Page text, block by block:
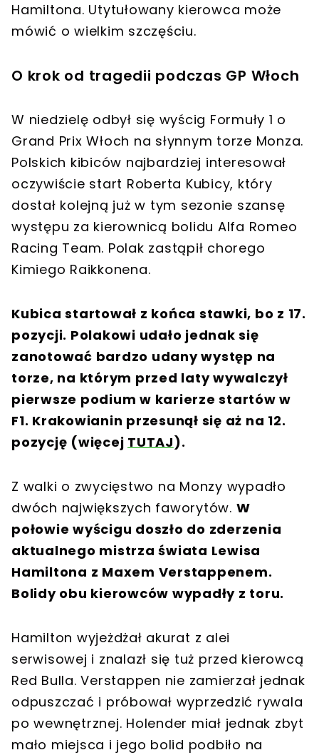
Hamiltona. Utytułowany kierowca może
mówić o wielkim szczęściu.
O krok od tragedii podczas GP Włoch
W niedzielę odbył się wyścig Formuły 1 o
Grand Prix Włoch na słynnym torze Monza.
Polskich kibiców najbardziej interesował
oczywiście start Roberta Kubicy, który
dostał kolejną już w tym sezonie szansę
występu za kierownicą bolidu Alfa Romeo
Racing Team. Polak zastąpił chorego
Kimiego Raikkonena.
Kubica startował z końca stawki, bo z 17.
pozycji. Polakowi udało jednak się
zanotować bardzo udany występ na
torze, na którym przed laty wywalczył
pierwsze podium w karierze startów w
F1. Krakowianin przesunął się aż na 12.
pozycję (więcej TUTAJ).
Z walki o zwycięstwo na Monzy wypadło
dwóch największych faworytów. W
połowie wyścigu doszło do zderzenia
aktualnego mistrza świata Lewisa
Hamiltona z Maxem Verstappenem.
Bolidy obu kierowców wypadły z toru.
Hamilton wyjeżdżał akurat z alei
serwisowej i znalazł się tuż przed kierowcą
Red Bulla. Verstappen nie zamierzał jednak
odpuszczać i próbował wyprzedzić rywala
po wewnętrznej. Holender miał jednak zbyt
mało miejsca i jego bolid podbiło na